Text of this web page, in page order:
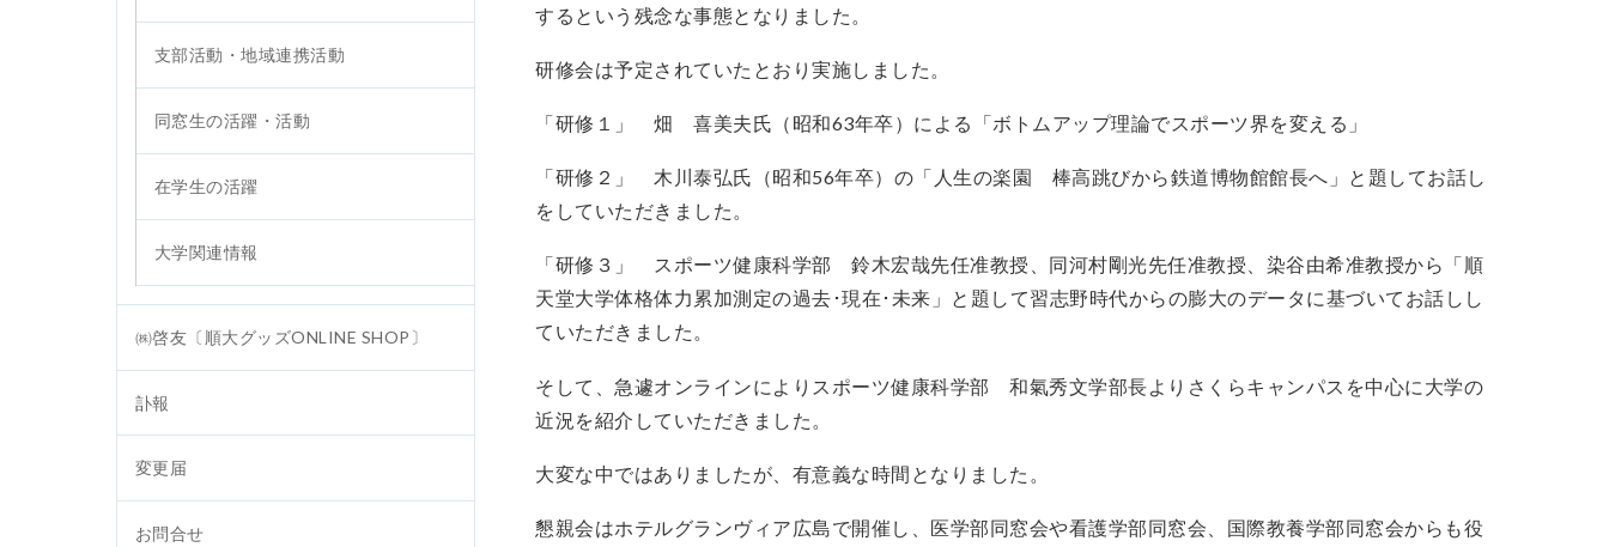
するという残念な事態となりました。
研修会は予定されていたとおり実施しました。
「研修１」 畑 喜美夫氏（昭和63年卒）による「ボトムアップ理論でスポーツ界を変える」
「研修２」 木川泰弘氏（昭和56年卒）の「人生の楽園 棒高跳びから鉄道博物館館長へ」と題してお話し
をしていただきました。
「研修３」 スポーツ健康科学部 鈴木宏哉先任准教授、同河村剛光先任准教授、染谷由希准教授から「順
天堂大学体格体力累加測定の過去･現在･未来」と題して習志野時代からの膨大のデータに基づいてお話しし
ていただきました。
そして、急遽オンラインによりスポーツ健康科学部 和氣秀文学部長よりさくらキャンパスを中心に大学の
近況を紹介していただきました。
大変な中ではありましたが、有意義な時間となりました。
懇親会はホテルグランヴィア広島で開催し、医学部同窓会や看護学部同窓会、国際教養学部同窓会からも役
支部活動・地域連携活動
同窓生の活躍・活動
在学生の活躍
大学関連情報
㈱啓友〔順大グッズONLINE SHOP〕
訃報
変更届
お問合せ